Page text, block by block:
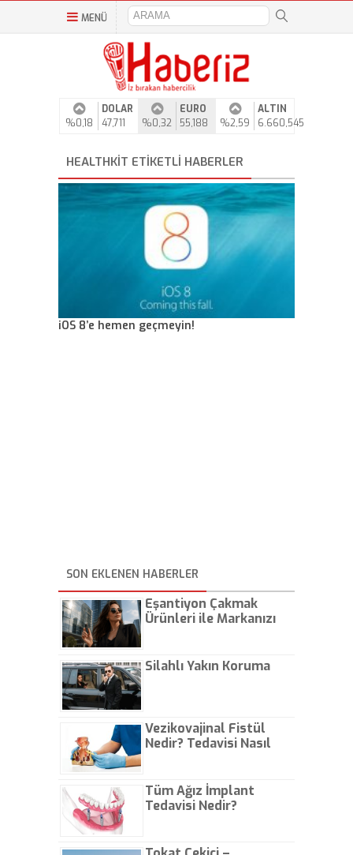
MENÜ
%0,18
DOLAR
47,711
%0,32
EURO
55,188
%2,59
ALTIN
6.660,545
HEALTHKIT ETIKETLI HABERLER
iOS 8’e hemen geçmeyin!
SON EKLENEN HABERLER
Eşantiyon Çakmak
Ürünleri ile Markanızı
Silahlı Yakın Koruma
Vezikovajinal Fistül
Nedir? Tedavisi Nasıl
Tüm Ağız İmplant
Tedavisi Nedir?